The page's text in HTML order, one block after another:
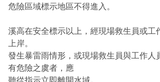
危險區域標示地區不得進入。
溪高在安全標示以上，經現場救生員或工
上岸。
發生暴雷雨情形，或現場救生員與工作人
有危險之虞者，應